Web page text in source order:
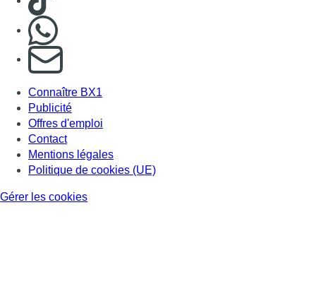
S'abonner à notre newsletter
Connaître BX1
Publicité
Offres d'emploi
Contact
Mentions légales
Politique de cookies (UE)
Gérer les cookies